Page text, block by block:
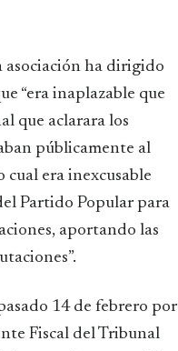
asociación ha dirigido
“era inaplazable que
que aclarara los
públicamente al
era inexcusable
Partido Popular para
aportando las
14 de febrero por
Fiscal del Tribunal